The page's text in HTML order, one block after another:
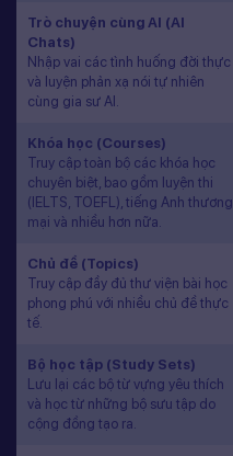
Trò chuyện cùng AI (AI
Chats)
Nhập vai các tình huống đời thực
và luyện phản xạ nói tự nhiên
cùng gia sư AI.
Khóa học (Courses)
Truy cập toàn bộ các khóa học
chuyên biệt, bao gồm luyện thi
(IELTS, TOEFL), tiếng Anh thương
mại và nhiều hơn nữa.
Chủ đề (Topics)
Truy cập đầy đủ thư viện bài học
phong phú với nhiều chủ đề thực
tế.
Bộ học tập (Study Sets)
Lưu lại các bộ từ vựng yêu thích
và học từ những bộ sưu tập do
cộng đồng tạo ra.